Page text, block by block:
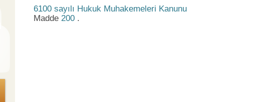
6100 sayılı Hukuk Muhakemeleri Kanunu
Madde 200 .